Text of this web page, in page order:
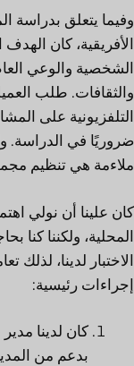
وفيما يتعلق بدراسة
الأفريقية، كان
الشخصية والوعي
والثقافات. طلب
التلفزيونية على
ضروريًا في الدراسة.
ملاءمة هي تنظيم
كان علينا أن نولي
المحلية، ولكننا كنا
الاختبار لدينا، لذلك
إجراءات رئيسية:
كان لدينا
بدعم من